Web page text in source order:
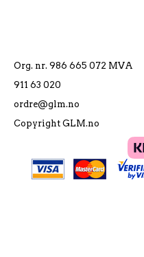
Org. nr. 986 665 072 MVA
911 63 020
ordre@glm.no
Copyright GLM.no